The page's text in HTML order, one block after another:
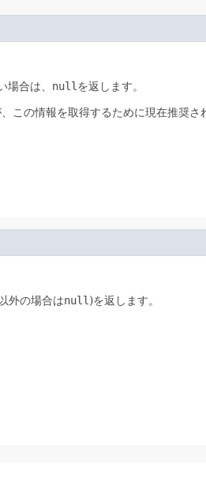
場合は、 null を返します。
、この情報を取得するために現在推奨さ
外の場合はnull )を返します。